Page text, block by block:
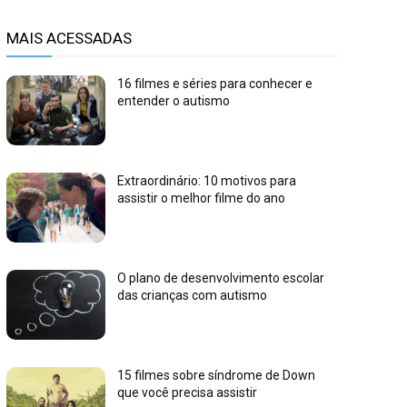
MAIS ACESSADAS
16 filmes e séries para conhecer e
entender o autismo
Extraordinário: 10 motivos para
assistir o melhor filme do ano
O plano de desenvolvimento escolar
das crianças com autismo
15 filmes sobre síndrome de Down
que você precisa assistir